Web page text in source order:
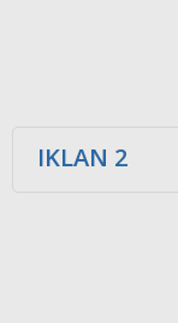
IKLAN 2